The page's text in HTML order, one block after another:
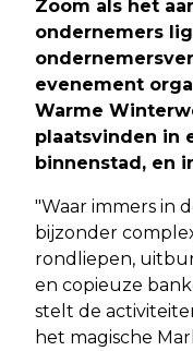
Zoom als het
ondernemers
evenement
Warme
plaatsvinden in
binnenstad, en
"Waar immers in
bijzonder
rondliepen,
en copieuze
stelt de
het magische